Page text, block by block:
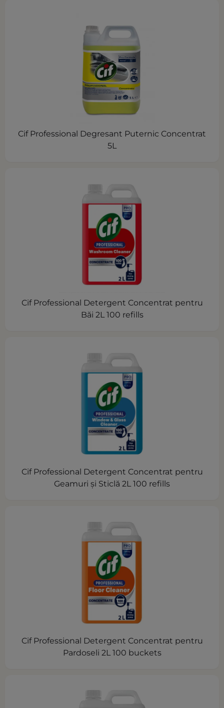
Cif Professional Degresant Puternic Concentrat
5L
Cif Professional Detergent Concentrat pentru
Băi 2L 100 refills
Cif Professional Detergent Concentrat pentru
Geamuri și Sticlă 2L 100 refills
Cif Professional Detergent Concentrat pentru
Pardoseli 2L 100 buckets